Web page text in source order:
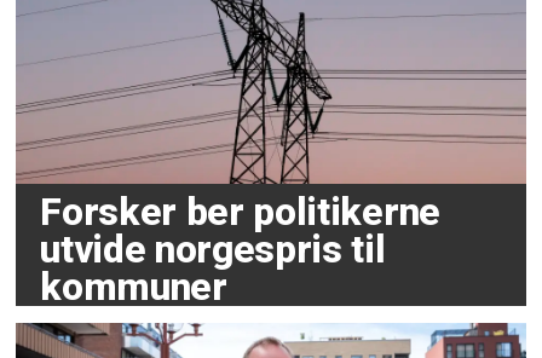
Forsker ber politikerne
utvide norgespris til
kommuner